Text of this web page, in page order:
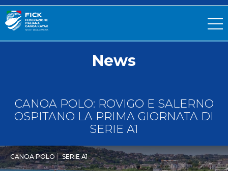
News
CANOA POLO: ROVIGO E SALERNO
OSPITANO LA PRIMA GIORNATA DI
SERIE A1
CANOA POLO SERIE A1